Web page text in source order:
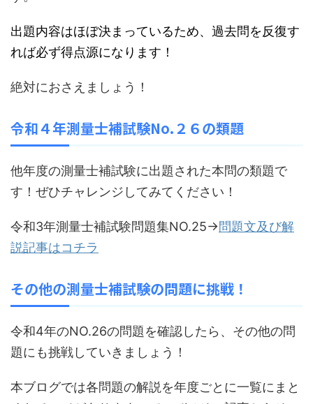
出題内容はほぼ決まっているため、過去問を反復す
れば必ず得点源になります！
絶対におさえましょう！
令和４年測量士補試験No.２６の類題
他年度の測量士補試験に出題された本問の類題で
す！ぜひチャレンジしてみてください！
令和3年測量士補試験問題集NO.25→問題文及び解
説記事はコチラ
その他の測量士補試験の問題に挑戦！
令和4年のNO.26の問題を確認したら、その他の問
題にも挑戦していきましょう！
本ブログでは各問題の解説を年度ごとに一覧にまと